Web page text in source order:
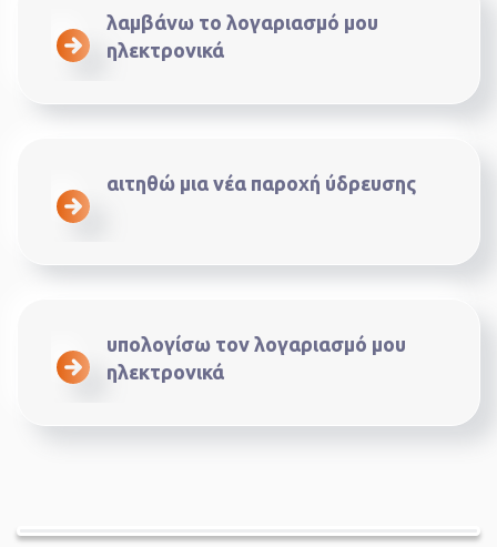
λαμβάνω το λογαριασμό μου
ηλεκτρονικά
αιτηθώ μια νέα παροχή ύδρευσης
υπολογίσω τον λογαριασμό μου
ηλεκτρονικά